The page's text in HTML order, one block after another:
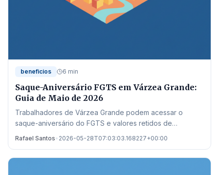
beneficios 6 min
Saque-Aniversário FGTS em Várzea Grande:
Guia de Maio de 2026
Trabalhadores de Várzea Grande podem acessar o
saque-aniversário do FGTS e valores retidos de
Rafael Santos• 2026-05-28T07:03:03.168227+00:00